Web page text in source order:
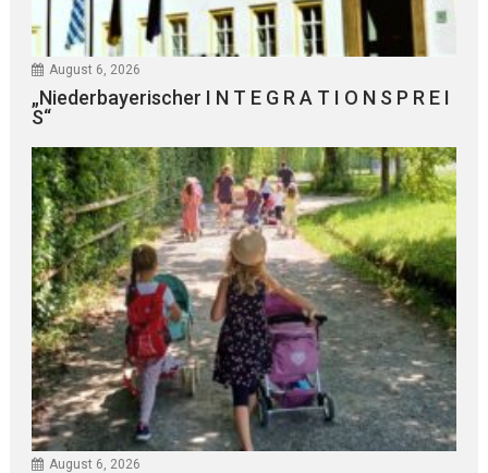
August 6, 2026
„Niederbayerischer I N T E G R A T I O N S P R E I
S“
August 6, 2026